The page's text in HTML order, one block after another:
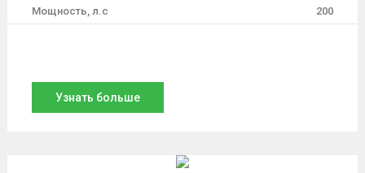
Мощность, л.с
200
Узнать больше